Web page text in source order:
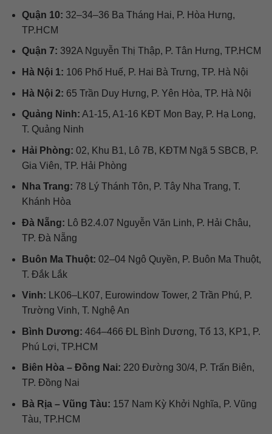
Quận 10: 32–34–36 Ba Tháng Hai, P. Hòa Hưng,
TP.HCM
Quận 7: 392A Nguyễn Thị Thập, P. Tân Hưng, TP.HCM
Hà Nội 1: 106 Phố Huế, P. Hai Bà Trưng, TP. Hà Nội
Hà Nội 2: 65 Trần Duy Hưng, P. Yên Hòa, TP. Hà Nội
Quảng Ninh: A1-15, A1-16 KĐT Mon Bay, P. Hạ Long,
T. Quảng Ninh
Hải Phòng: 02, Khu B1, Lô 7B, KĐTM Ngã 5 SBCB, P.
Gia Viên, TP. Hải Phòng
Nha Trang: 78 Lý Thánh Tôn, P. Tây Nha Trang, T.
Khánh Hòa
Đà Nẵng: Lô B2.4.07 Nguyễn Văn Linh, P. Hải Châu,
TP. Đà Nẵng
Buôn Ma Thuột: 02–04 Ngô Quyền, P. Buôn Ma Thuột,
T. Đắk Lắk
Vinh: LK06–LK07, Eurowindow Tower, 2 Trần Phú, P.
Trường Vinh, T. Nghệ An
Bình Dương: 464–466 ĐL Bình Dương, Tổ 13, KP1, P.
Phú Lợi, TP.HCM
Biên Hòa – Đồng Nai: 220 Đường 30/4, P. Trấn Biên,
TP. Đồng Nai
Bà Rịa – Vũng Tàu: 157 Nam Kỳ Khởi Nghĩa, P. Vũng
Tàu, TP.HCM